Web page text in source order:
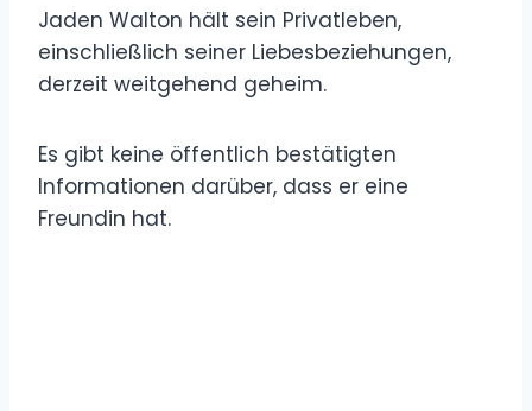
Jaden Walton hält sein Privatleben,
einschließlich seiner Liebesbeziehungen,
derzeit weitgehend geheim.
Es gibt keine öffentlich bestätigten
Informationen darüber, dass er eine
Freundin hat.